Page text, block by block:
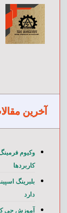
آخرین
کاربردها
دارد